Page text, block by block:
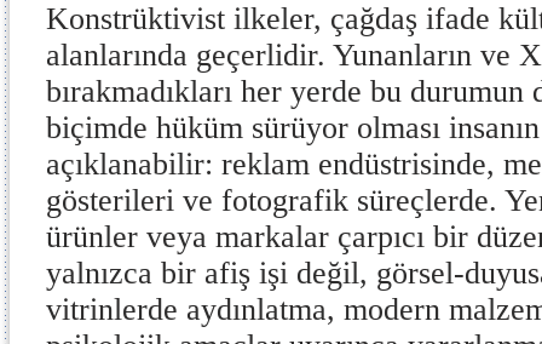
Konstrüktivist ilkeler, çağdaş ifade
alanlarında geçerlidir. Yunanların ve
bırakmadıkları her yerde bu durumun
biçimde hüküm sürüyor olması
açıklanabilir: reklam endüstrisinde,
gösterileri ve fotografik süreçlerde.
ürünler veya markalar çarpıcı bir
yalnızca bir afiş işi değil, görsel-
vitrinlerde aydınlatma, modern